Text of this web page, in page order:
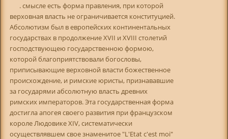
. смысле есть форма правления, при которой
верховная власть не ограничивается конституцией.
Абсолютизм был в европейских континентальных
государствах в продолжение XVII и XVIII столетий
господствующею государственною формою,
которой благоприятствовали богословы,
приписывающие верховной власти божественное
происхождение, и римские юристы, признававшие
за государями абсолютную власть древних
римских императоров. Эта государственная форма
достигла апогея своего развития при французском
короле Людовике XIV, систематически
осуществлявшем свое знаменитое "L'Etat c'est moi"